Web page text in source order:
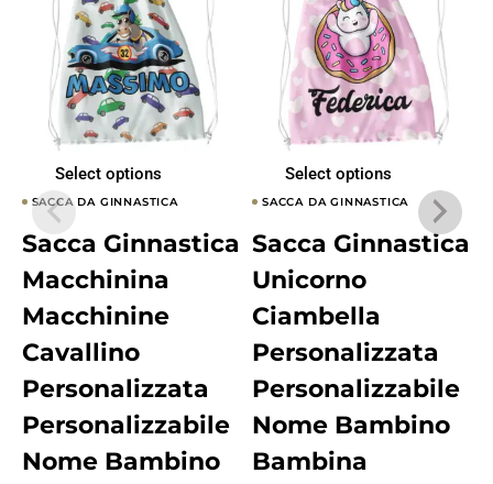
Select options
SACCA DA GINNASTICA
Sacca Ginnastica
Macchinina
Macchinine
Cavallino
Personalizzata
Personalizzabile
Nome Bambino
Select options
SACCA DA GINNASTICA
Sacca Ginnastica
Unicorno
Ciambella
Personalizzata
Personalizzabile
Nome Bambino
Bambina